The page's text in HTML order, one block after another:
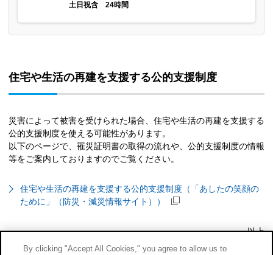
土日祝含 24時間
住宅や生活の再建を支援する公的支援制度
災害によって被害を受けられた場合、住宅や生活の再建を支援する
公的支援制度を使える可能性があります。
以下のページで、罹災証明書の取得の流れや、公的支援制度の情報
等をご案内しておりますのでご覧ください。
住宅や生活の再建を支援する公的支援制度（「あしたの笑顔の
ために」（防災・減災情報サイト））
以上
By clicking "Accept All Cookies," you agree to allow us to